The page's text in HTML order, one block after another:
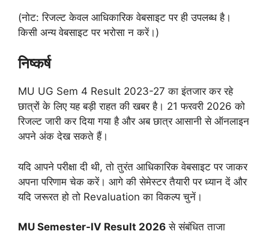
(नोट: रिजल्ट केवल आधिकारिक वेबसाइट पर ही उपलब्ध है।
किसी अन्य वेबसाइट पर भरोसा न करें।)
निष्कर्ष
MU UG Sem 4 Result 2023-27 का इंतजार कर रहे
छात्रों के लिए यह बड़ी राहत की खबर है। 21 फरवरी 2026 को
रिजल्ट जारी कर दिया गया है और अब छात्र आसानी से ऑनलाइन
अपने अंक देख सकते हैं।
यदि आपने परीक्षा दी थी, तो तुरंत आधिकारिक वेबसाइट पर जाकर
अपना परिणाम चेक करें। आगे की सेमेस्टर तैयारी पर ध्यान दें और
यदि जरूरत हो तो Revaluation का विकल्प चुनें।
MU Semester-IV Result 2026 से संबंधित ताजा